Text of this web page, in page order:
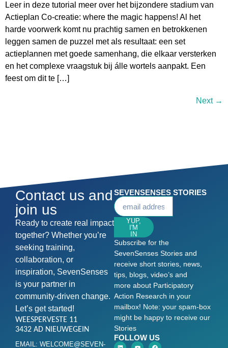
Leer in deze tutorial meer over het bijzondere stadium van
Actieplan Co-creatie: where the magic happens! Al het
harde voorwerk komt nu prachtig samen en betrokkenen
leggen samen de puzzel met als resultaat: een set
actieplannen met goede samenhang, die elkaar versterken
en het complexe vraagstuk bij álle wortels aanpakt. Een
feest om dit te […]
Next →
Contact us and
join us
Ready to create real impact
together? Whether you’re
seeking training,
collaboration, or
inspiration, SevenSenses
is your partner in
community-driven change.
Let’s get started!
WEESPERVESTE 11
3432 AD NIEUWEGEIN
EMAIL: WELCOME@SEVEN-
SEVENSENSES STORIES
YUP,
I'M
IN
Subscribe for the
SevenSenses Stories and
receive short stories, news,
tips, blogs, video’s and
more about Participatory
Action Research in your
mailbox! Note: your spam-box
might be happy to receive our
Stories
FOLLOW US